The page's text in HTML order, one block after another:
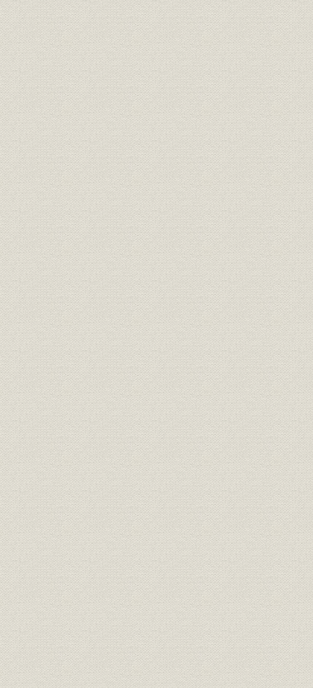
5. 新製品新分野への市場開拓
第3節 部品製造からシステム製品へ―エレクトロニクス技術でシ
〔1981年~1990年〕
1. 電子機器の内製化とシステム製品への展開
2. ポスト四次防主力機増産と当社の対応
3. 民間機向け機器の輸出への努力
4. 品質管理から品質保証体制へ
5. 飛翔体、陸上・海上航行機への機器対応と開拓
6. 宇宙部門への挑戦
7. 独自開発、外部との研究活動
第4節 世界を見据えた事業展開―世界を視野に、独自のシステム
年~2000年〕
1. 防衛用機器と当社製品
2. 民間機市場での脚システムの受注
3. 民間航空機用空調装置(ECS)の受注
第5節 システム・インテグレータへの道―蓄積した技術をさらに磨
られる航空機器を供給― 〔2001年~2010年〕
1. ホンダジェットの降着装置システムを共同開発
2. 次期哨戒機P-X、次期輸送機C-Xの同時開発
3. 脚の民需事業拡大およびNadcap取得
4. 航空機用熱交換器/熱制御システムの発展と拡大
5. 次世代リージョナルジェット機MRJに降着装置システム供給
第6節 将来に向けた航空宇宙事業の展望
第6節 将来に向けた航空宇宙事業の展望
序節 住友金属工業時代のアルミニウム熱交換器〔1954年~1960年〕
第1節 創立~10年〔1961年~1970年〕